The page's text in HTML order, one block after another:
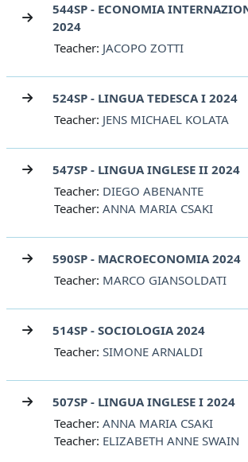
544SP - ECONOMIA
2024
Teacher: JACOPO ZOTTI
524SP - LINGUA TEDESCA I 2024
Teacher: JENS MICHAEL KOLATA
547SP - LINGUA INGLESE II 2024
Teacher: DIEGO ABENANTE
Teacher: ANNA MARIA CSAKI
590SP - MACROECONOMIA 2024
Teacher: MARCO GIANSOLDATI
514SP - SOCIOLOGIA 2024
Teacher: SIMONE ARNALDI
507SP - LINGUA INGLESE I 2024
Teacher: ANNA MARIA CSAKI
Teacher: ELIZABETH ANNE SWAIN